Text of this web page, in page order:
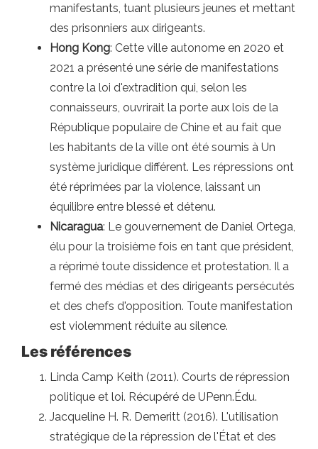
manifestants, tuant plusieurs jeunes et mettant
des prisonniers aux dirigeants.
Hong Kong: Cette ville autonome en 2020 et
2021 a présenté une série de manifestations
contre la loi d'extradition qui, selon les
connaisseurs, ouvrirait la porte aux lois de la
République populaire de Chine et au fait que
les habitants de la ville ont été soumis à Un
système juridique différent. Les répressions ont
été réprimées par la violence, laissant un
équilibre entre blessé et détenu.
Nicaragua: Le gouvernement de Daniel Ortega,
élu pour la troisième fois en tant que président,
a réprimé toute dissidence et protestation. Il a
fermé des médias et des dirigeants persécutés
et des chefs d'opposition. Toute manifestation
est violemment réduite au silence.
Les références
Linda Camp Keith (2011). Courts de répression
politique et loi. Récupéré de UPenn.Édu.
Jacqueline H. R. Demeritt (2016). L'utilisation
stratégique de la répression de l'État et des